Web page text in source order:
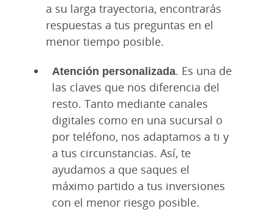
a su larga trayectoria, encontrarás
respuestas a tus preguntas en el
menor tiempo posible.
Atención personalizada. Es una de
las claves que nos diferencia del
resto. Tanto mediante canales
digitales como en una sucursal o
por teléfono, nos adaptamos a ti y
a tus circunstancias. Así, te
ayudamos a que saques el
máximo partido a tus inversiones
con el menor riesgo posible.